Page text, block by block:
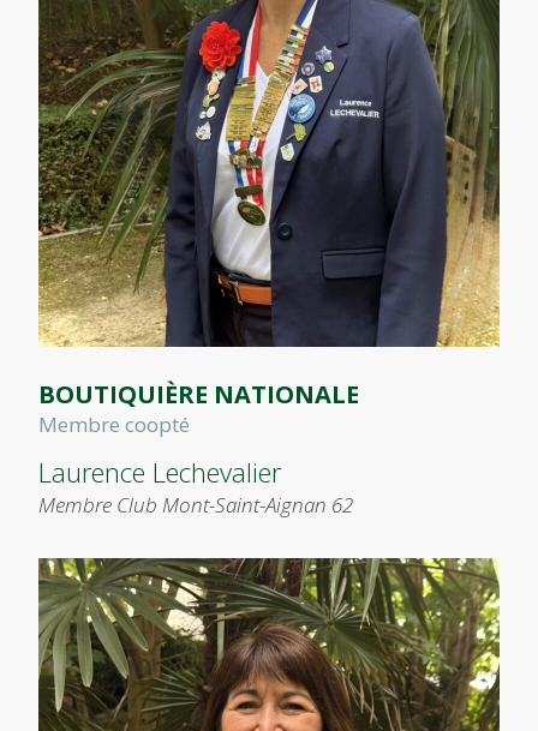
BOUTIQUIÈRE NATIONALE
Membre coopté
Laurence Lechevalier
Membre Club Mont-Saint-Aignan 62